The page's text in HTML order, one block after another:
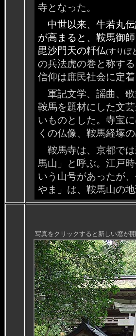
寺となった。
中世以来、牛若丸
が高まると、鞍馬御
毘沙門天の粁仏(すりぼ
の兵法虎の巻と称す
信仰は庶民社会に定着
軍記文学、謡曲、
鞍馬を題材にした文
いものとした。寺宝
くの仏像、鞍馬経塚
鞍馬寺は、京都では
馬山」と呼ぶ。江戸
いう山号があったが
やま」は、鞍馬山の地
写真をクリックすると新しい窓が